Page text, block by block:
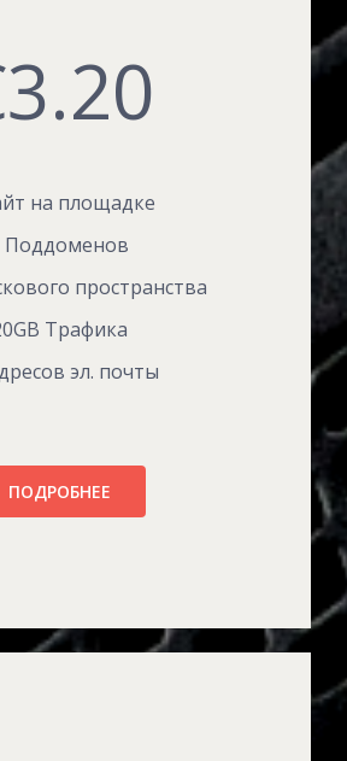
3.20
на площадке
Поддоменов
пространства
Трафика
эл. почты
ПОДРОБНЕЕ